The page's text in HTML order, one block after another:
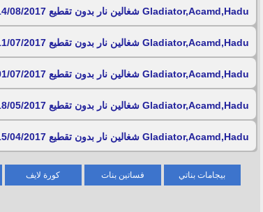
Gladiator,Acamd,Hadu شغالين نار بدون تقطيع 14/08/2017 ‏
Gladiator,Acamd,Hadu شغالين نار بدون تقطيع 11/07/2017 ‏
Gladiator,Acamd,Hadu شغالين نار بدون تقطيع 01/07/2017 ‏
Gladiator,Acamd,Hadu شغالين نار بدون تقطيع 18/05/2017 ‏
Gladiator,Acamd,Hadu شغالين نار بدون تقطيع 15/04/2017 ‏
بيجامات بناتي فساتين بنات كورة لايف